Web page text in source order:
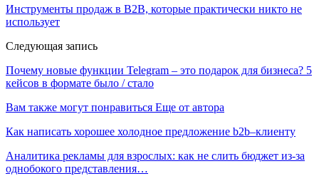
Инструменты продаж в B2B, которые практически никто не
использует
Следующая запись
Почему новые функции Telegram – это подарок для бизнеса? 5
кейсов в формате было / стало
Вам также могут понравиться Еще от автора
Как написать хорошее холодное предложение b2b–клиенту
Аналитика рекламы для взрослых: как не слить бюджет из-за
однобокого представления…